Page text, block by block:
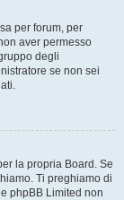
per forum, per
aver permesso
degli
se non sei
la propria Board. Se
Ti preghiamo di
phpBB Limited non